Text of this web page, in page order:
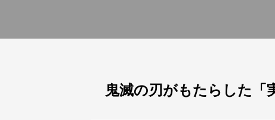
鬼滅の刃がもたらした